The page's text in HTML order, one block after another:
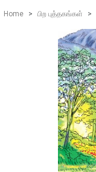
Home பிற புத்தகங்கள்